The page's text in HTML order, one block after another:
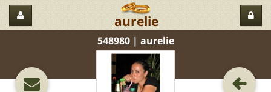
aurelie
aurelie‏ | 548980